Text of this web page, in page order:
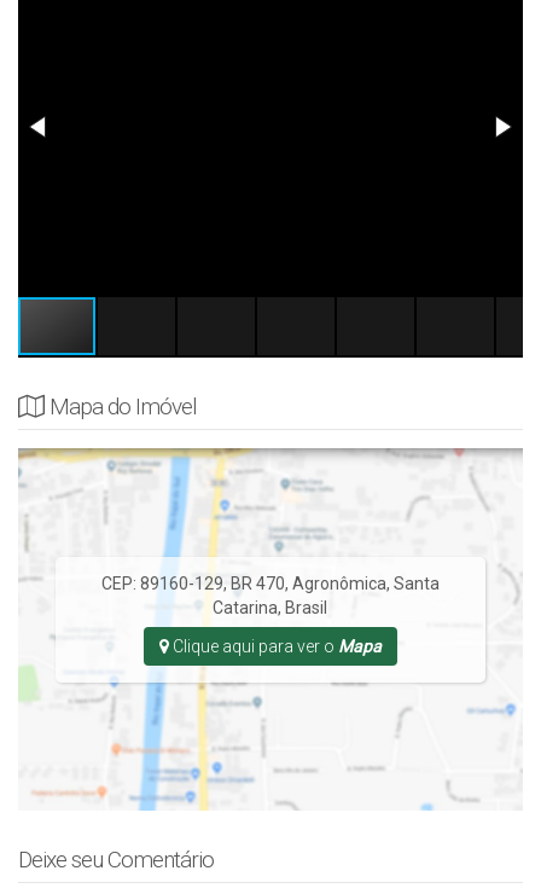
Mapa do Imóvel
CEP: 89160-129, BR 470, Agronômica, Santa
Catarina, Brasil
Clique aqui para ver o Mapa
Deixe seu Comentário